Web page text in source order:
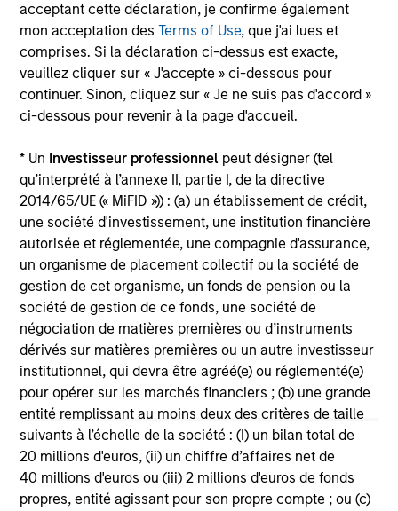
acceptant cette déclaration, je confirme également
mon acceptation desTerms of Use, que j'ai lues et
comprises. Si la déclaration ci-dessus est exacte,
veuillez cliquer sur « J'accepte » ci-dessous pour
continuer. Sinon, cliquez sur « Je ne suis pas d'accord »
ci-dessous pour revenir à la page d'accueil.
* Un Investisseur professionnel peut désigner (tel
qu’interprété à l’annexe II, partie I, de la directive
2014/65/UE (« MiFID »)) : (a) un établissement de crédit,
une société d'investissement, une institution financière
autorisée et réglementée, une compagnie d'assurance,
un organisme de placement collectif ou la société de
gestion de cet organisme, un fonds de pension ou la
société de gestion de ce fonds, une société de
négociation de matières premières ou d’instruments
dérivés sur matières premières ou un autre investisseur
institutionnel, qui devra être agréé(e) ou réglementé(e)
pour opérer sur les marchés financiers ; (b) une grande
entité remplissant au moins deux des critères de taille
suivants à l’échelle de la société : (I) un bilan total de
20 millions d'euros, (ii) un chiffre d’affaires net de
40 millions d'euros ou (iii) 2 millions d'euros de fonds
propres, entité agissant pour son propre compte ; ou (c)
Equity Market Commentary -
March 2026
11 MARS 2026
In his most recent TAKE, Senior Portfolio
Manager Andrew Slimmon discusses reasons
why equities are not end of cycle, despite the
perception that AI could eat entire industries.
Equity Market Commentary -
February 2026
20 FÉVR. 2026
In his most recent TAKE, Senior Portfolio
Manager Andrew Slimmon discusses reasons
why equities are not end of cycle, despite the
perception that AI could eat entire industries.